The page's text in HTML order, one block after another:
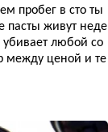
пробег в сто ты
пасты живут неде
любой со
между ценой и те